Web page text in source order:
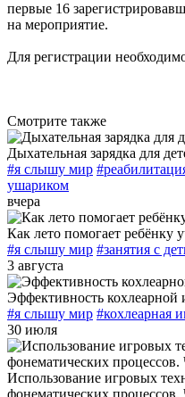
первые 16
на мероприятие.
Для регистрации
Смотрите также
Дыхательная зарядка для
#я слышу мир
ушариком
вчера
Как лето помогает ребёнку
#я слышу мир #занятия с
3 августа
Эффективность кохлеарной
#я слышу мир #кохлеарная
30 июля
Использование игровых
фонематических процессов.